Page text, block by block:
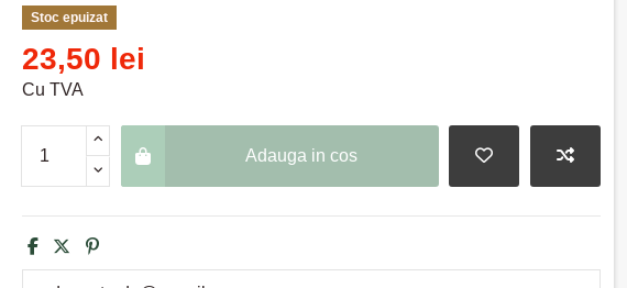
Stoc epuizat
23,50 lei
Cu TVA
Adauga in cos